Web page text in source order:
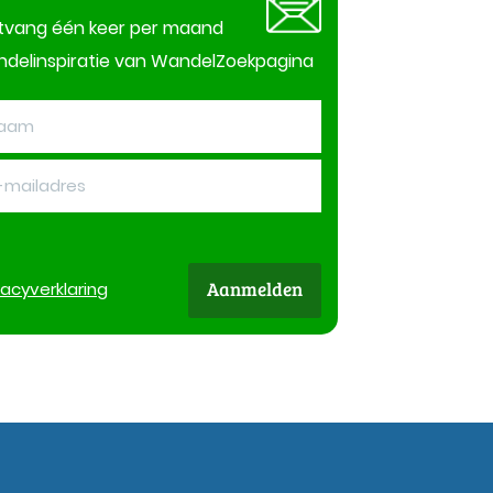
één keer per maand
van WandelZoekpagina
verklaring Aanmelden